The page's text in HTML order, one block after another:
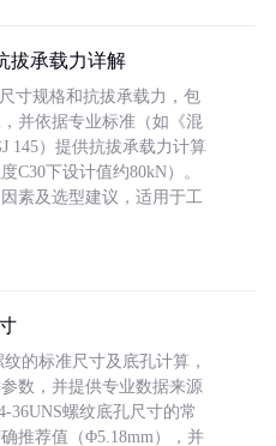
拔承载力详解
寸规格和抗拔承载力，包
并依据专业标准（如《混
145）提供抗拔承载力计算
C30下设计值约80kN）。
素及选型建议，适用于工
的标准尺寸及底孔计算，
数，并提供专业数据来源
36UNS螺纹底孔尺寸的常
推荐值（Φ5.18mm），并